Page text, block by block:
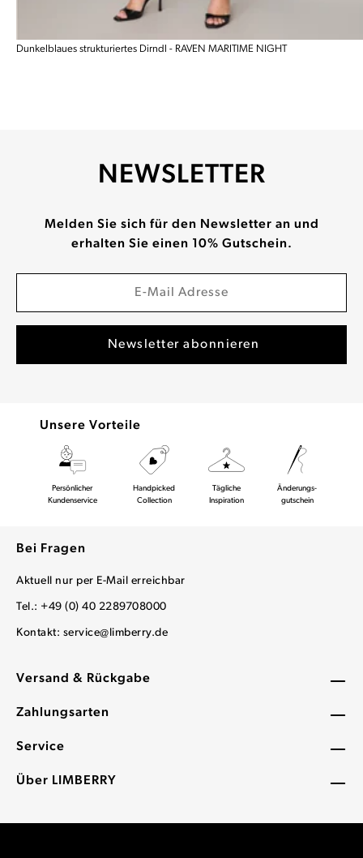
Dunkelblaues strukturiertes Dirndl - RAVEN MARITIME NIGHT
Versand & Rückgabe
Zahlungsarten
Service
Über LIMBERRY
NEWSLETTER
Melden Sie sich für den Newsletter an und
erhalten Sie einen 10% Gutschein.
Unsere Vorteile
Persönlicher
Kundenservice
Handpicked
Collection
Tägliche
Inspiration
Änderungs-
gutschein
Bei Fragen
Aktuell nur per E-Mail erreichbar
Tel.: +49 (0) 40 2289708000
Kontakt: service@limberry.de